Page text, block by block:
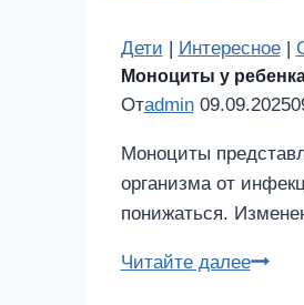
Дети | Интересное|
Моноциты у
Отadmin 09.09.2025
Моноциты
организма от
понижаться.
Читайте далее